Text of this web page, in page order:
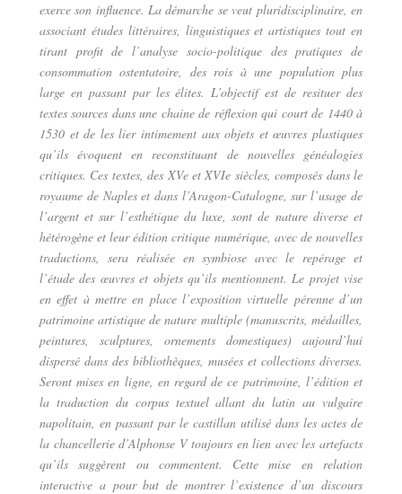
exerce son influence. La démarche se veut pluridisciplinaire, en
associant études littéraires, linguistiques et artistiques tout en
tirant profit de l’analyse socio-politique des pratiques de
consommation ostentatoire, des rois à une population plus
large en passant par les élites. L’objectif est de resituer des
textes sources dans une chaine de réflexion qui court de 1440 à
1530 et de les lier intimement aux objets et œuvres plastiques
qu’ils évoquent en reconstituant de nouvelles généalogies
critiques. Ces textes, des XVe et XVIe siècles, composés dans le
royaume de Naples et dans l’Aragon-Catalogne, sur l’usage de
l’argent et sur l’esthétique du luxe, sont de nature diverse et
hétérogène et leur édition critique numérique, avec de nouvelles
traductions, sera réalisée en symbiose avec le repérage et
l’étude des œuvres et objets qu’ils mentionnent. Le projet vise
en effet à mettre en place l’exposition virtuelle pérenne d’un
patrimoine artistique de nature multiple (manuscrits, médailles,
peintures, sculptures, ornements domestiques) aujourd’hui
dispersé dans des bibliothèques, musées et collections diverses.
Seront mises en ligne, en regard de ce patrimoine, l’édition et
la traduction du corpus textuel allant du latin au vulgaire
napolitain, en passant par le castillan utilisé dans les actes de
la chancellerie d’Alphonse V toujours en lien avec les artefacts
qu’ils suggèrent ou commentent. Cette mise en relation
interactive a pour but de montrer l’existence d’un discours